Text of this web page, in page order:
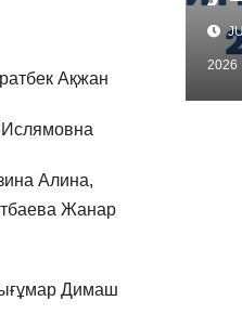
Ақжан
Ислямовна
Алина,
Жанар
Димаш
2026